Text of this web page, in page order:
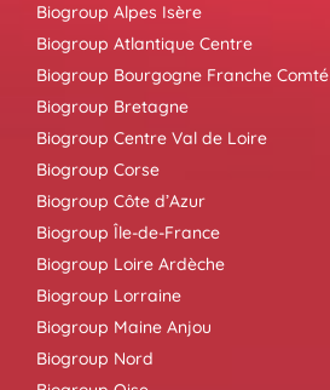
Biogroup Alpes Isère
Biogroup Atlantique Centre
Biogroup Bourgogne Franche Comté
Biogroup Bretagne
Biogroup Centre Val de Loire
Biogroup Corse
Biogroup Côte d’Azur
Biogroup Île-de-France
Biogroup Loire Ardèche
Biogroup Lorraine
Biogroup Maine Anjou
Biogroup Nord